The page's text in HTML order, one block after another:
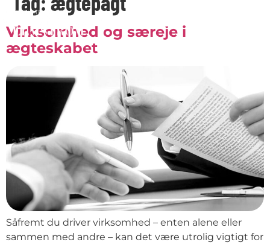
Virksomhed og særeje i
ægteskabet
Såfremt du driver virksomhed – enten alene eller
sammen med andre – kan det være utrolig vigtigt for